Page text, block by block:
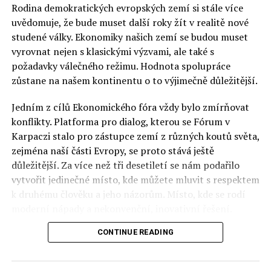
Rodina demokratických evropských zemí si stále více
uvědomuje, že bude muset další roky žít v realitě nové
studené války. Ekonomiky našich zemí se budou muset
vyrovnat nejen s klasickými výzvami, ale také s
požadavky válečného režimu. Hodnota spolupráce
zůstane na našem kontinentu o to výjimečně důležitější.
Jedním z cílů Ekonomického fóra vždy bylo zmírňovat
konflikty. Platforma pro dialog, kterou se Fórum v
Karpaczi stalo pro zástupce zemí z různých koutů světa,
zejména naší části Evropy, se proto stává ještě
důležitější. Za více než tři desetiletí se nám podařilo
vytvořit jedinečné místo, kde můžete mluvit s respektem
k druhému člověku a jeho názorům. Místo, kde se rodí
Polsko musí mít instituce, jejichž horizont činnosti je
politický tým. Pouze to vám dává šanci skutečně řešit
CONTINUE READING